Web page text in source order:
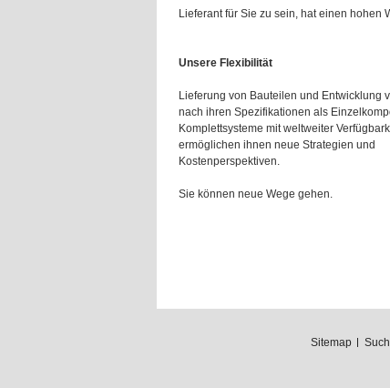
Lieferant für Sie zu sein, hat einen hohen
Unsere Flexibilität
Lieferung von Bauteilen und Entwicklung
nach ihren Spezifikationen als
Komplettsysteme mit weltweiter
ermöglichen ihnen neue Strategien und
Kostenperspektiven.
Sie können neue Wege gehen.
Sitemap